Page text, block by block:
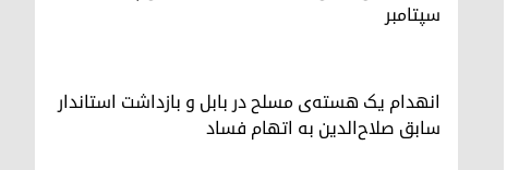
سپتامبر
انهدام یک هسته‌ی مسلح در بابل و بازداشت استاندار
سابق صلاح‌الدین به اتهام فساد